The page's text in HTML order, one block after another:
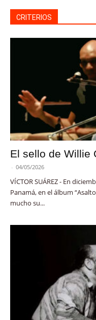
CRITERIOS
El sello de Willie
- 04/05/2026
VÍCTOR SUÁREZ - En
Panamá, en el álbum
mucho su...